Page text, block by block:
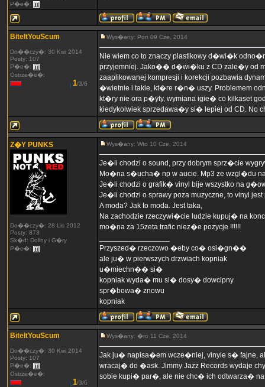
P�e�:
BiteItYouScum
Do��czy�: 30 Kwi 2014
Posty: 107
P�e�:
Ostrze�e�:
1/3/6
Wys�any: Pon 09 Cze, 2014
Nie wiem co to znaczy plastikowy d�wi�k
przyjemniej. Jako�� d�wi�ku z CD zale�y od
zaaplikowanej kompresji i korekcji pozbawia
�wietnie i takie, kt�re r�n� uszy. Problemem
kt�ry nie ora p�yty, wymiana igie� co kilkaset
kiedykolwiek sprzedawa�y si� lepiej od CD.
Z�Y PUNKS
Do��czy�: 28 Lis 2012
Posty: 873
Sk�d: Doliny i G�ry
P�e�:
Wys�any: Wto 10 Cze, 2014
Je�li chodzi o sound, przy dobrym sprz�cie
Mo�na s�ucha� np w aucie. Mp3 ze wzgl�du
Je�li chodzi o grafik� vinyl bije wszystko na
Je�li chodzi o sprawy poza muzyczne, to vinyl
A moda? Jak to moda. Jest taka,
Na zachodzie rzeczywi�cie ludzie kupuj� na
mo�na za 15zeta trafic niez�e pozycje !!!!!!
Przyszed� rzeczowo �eby co� osi�gn��
ale ju� w pierwszych drzwiach kopniak
u�miechn�� si�
kopniak wyda� mu si� dosy� dowcipny
spr�bowa� znowu
kopniak
BiteItYouScum
Do��czy�: 30 Kwi 2014
Posty: 107
P�e�:
Ostrze�e�:
1/3/6
Wys�any: �ro 11 Cze, 2014
Jak ju� napisa�em wcze�niej, vinyle s� fajne,
wracaj� do �ask. Jimmy Jazz Records wydaje
sobie kupi� par�, ale nie chc� ich odtwarza�